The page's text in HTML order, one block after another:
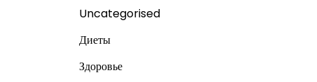
Uncategorised
Диеты
Здоровье